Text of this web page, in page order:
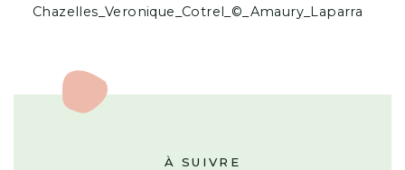
Chazelles_Veronique_Cotrel_©_Amaury_Laparra
À SUIVRE